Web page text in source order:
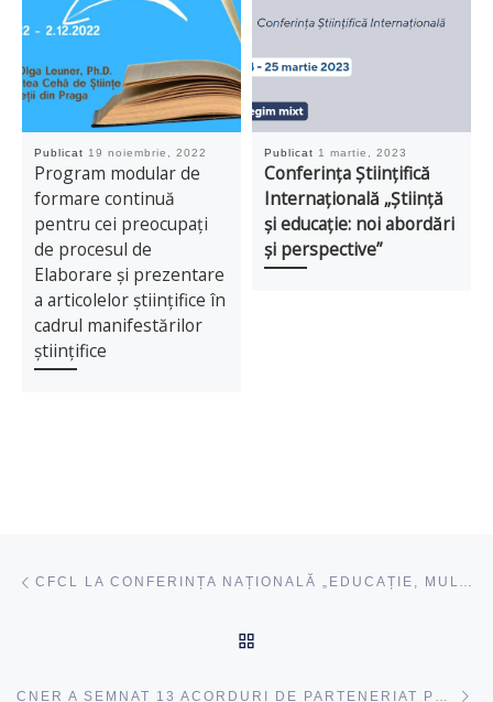
Publicat 19 noiembrie, 2022
Program modular de
formare continuă
pentru cei preocupați
de procesul de
Elaborare și prezentare
a articolelor științifice în
cadrul manifestărilor
științifice
Publicat 1 martie, 2023
Conferința Științifică
Internațională „Știință
și educație: noi abordări
și perspective”
CFCL LA CONFERINȚA NAȚIONALĂ „EDUCAȚIE, MULTICULTURALITATE ȘI INCLUZIUNE ȘCOLARĂ”